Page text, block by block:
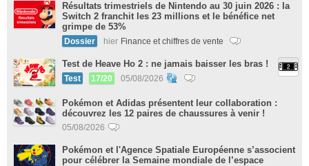
Résultats trimestriels de Nintendo au 30 juin 2026 : la
Switch 2 franchit les 23 millions et le bénéfice net
grimpe de 53%
Dossier hier Finance et chiffres de vente
Test de Heave Ho 2 : ne jamais baisser les bras !
Test 17/20 05/08/2026
Pokémon et Adidas présentent leur collaboration :
découvrez les 12 paires de chaussures à venir !
05/08/2026
Pokémon et l'Agence Spatiale Européenne s’associent
pour célébrer la Semaine mondiale de l’espace